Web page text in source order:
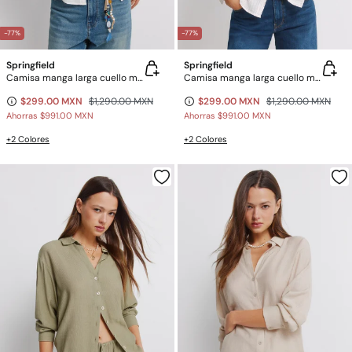
-77%
Springfield
Camisa manga larga cuello mao de lino
$299.00 MXN $1,290.00 MXN
Ahorras $991.00 MXN
+2 Colores
-77%
Springfield
Camisa manga larga cuello mao de lino
$299.00 MXN $1,290.00 MXN
Ahorras $991.00 MXN
+2 Colores